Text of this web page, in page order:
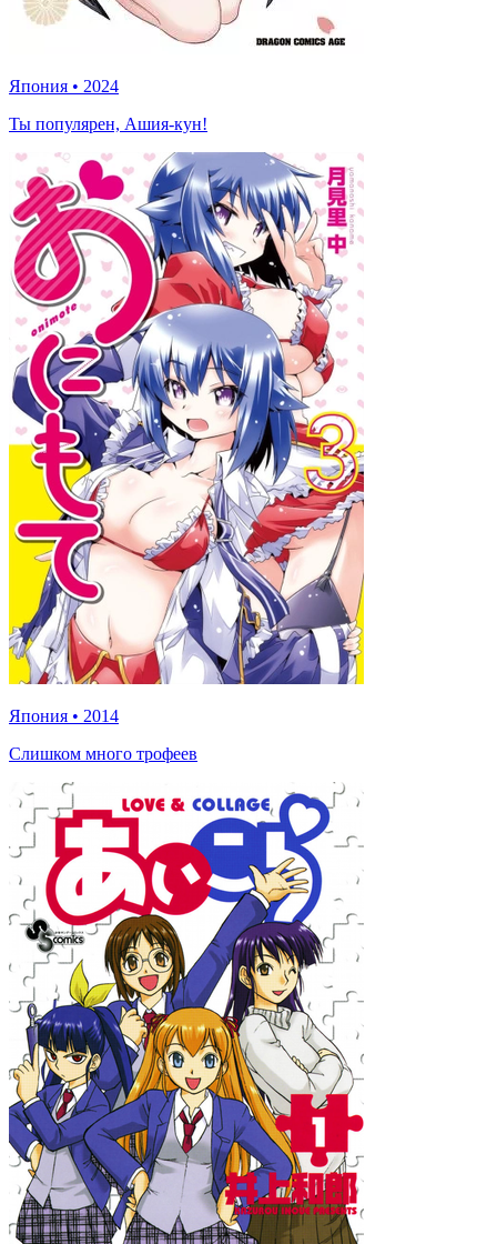
Япония • 2024
Ты популярен, Ашия-кун!
Япония • 2014
Слишком много трофеев